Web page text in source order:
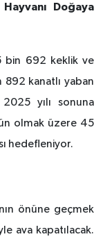
Doğaya
bin 692 keklik ve
kanatlı yaban
2025 yılı sonuna
olmak üzere 45
hedefleniyor.
önüne geçmek
ava kapatılacak.